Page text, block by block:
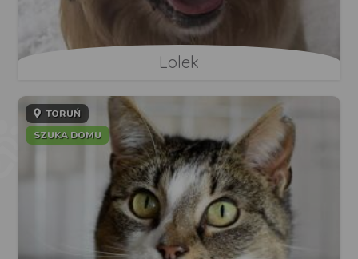
Lolek
TORUŃ
SZUKA DOMU